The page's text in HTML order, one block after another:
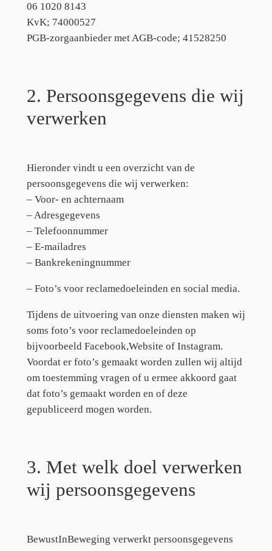
06 1020 8143
KvK; 74000527
PGB-zorgaanbieder met AGB-code; 41528250
2. Persoonsgegevens die wij
verwerken
Hieronder vindt u een overzicht van de
persoonsgegevens die wij verwerken:
– Voor- en achternaam
– Adresgegevens
– Telefoonnummer
– E-mailadres
– Bankrekeningnummer
– Foto’s voor reclamedoeleinden en social media.
Tijdens de uitvoering van onze diensten maken wij
soms foto’s voor reclamedoeleinden op
bijvoorbeeld Facebook,Website of Instagram.
Voordat er foto’s gemaakt worden zullen wij altijd
om toestemming vragen of u ermee akkoord gaat
dat foto’s gemaakt worden en of deze
gepubliceerd mogen worden.
3. Met welk doel verwerken
wij persoonsgegevens
BewustInBeweging verwerkt persoonsgegevens